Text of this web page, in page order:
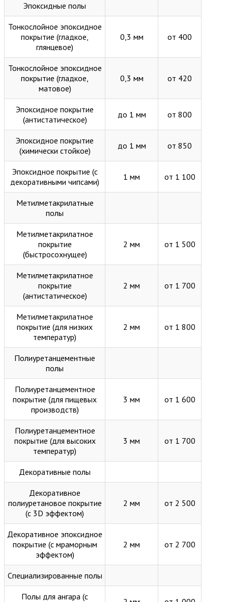
Эпоксидные полы
Тонкослойное эпоксидное
покрытие (гладкое,
глянцевое)
0,3 мм от 400
Тонкослойное эпоксидное
покрытие (гладкое,
матовое)
0,3 мм от 420
Эпоксидное покрытие
(антистатическое)
до 1 мм от 800
Эпоксидное покрытие
(химически стойкое)
до 1 мм от 850
Эпоксидное покрытие (с
декоративными чипсами)
1 мм от 1 100
Метилметакрилатные
полы
Метилметакрилатное
покрытие
(быстросохнущее)
2 мм от 1 500
Метилметакрилатное
покрытие
(антистатическое)
2 мм от 1 700
Метилметакрилатное
покрытие (для низких
температур)
2 мм от 1 800
Полиуретанцементные
полы
Полиуретанцементное
покрытие (для пищевых
производств)
3 мм от 1 600
Полиуретанцементное
покрытие (для высоких
температур)
3 мм от 1 700
Декоративные полы
Декоративное
полиуретановое покрытие
(с 3D эффектом)
2 мм от 2 500
Декоративное эпоксидное
покрытие (с мраморным
эффектом)
2 мм от 2 700
Специализированные полы
Полы для ангара (с